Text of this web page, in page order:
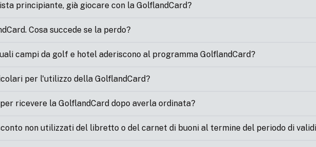
principiante, già giocare con la GolflandCard?
Cosa succede se la perdo?
campi da golf e hotel aderiscono al programma GolflandCard?
per l'utilizzo della GolflandCard?
ricevere la GolflandCard dopo averla ordinata?
non utilizzati del libretto o del carnet di buoni al termine del periodo di